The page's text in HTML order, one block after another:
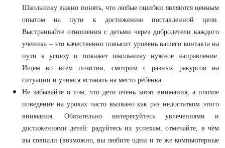
Школьнику важно понять, что любые ошибки являются ценным
опытом на пути к достижению поставленной цели.
Выстраивайте отношения с детьми через добродетели каждого
ученика – это качественно повысит уровень вашего контакта на
пути к успеху и покажет школьнику нужное направление.
Ищем во всём позитив, смотрим с разных ракурсов на
ситуации и учимся вставать на место ребёнка.
Не забывайте о том, что дети очень хотят внимания, а плохое
поведение на уроках часто вызвано как раз недостатком этого
внимания. Обязательно интересуйтесь увлечениями и
достижениями детей: радуйтесь их успехам; отмечайте, в чём
вы совпали (возможно, вы любите одни и те же компьютерные